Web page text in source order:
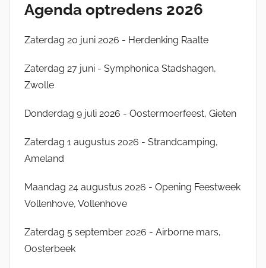
Agenda optredens 2026
Zaterdag 20 juni 2026 - Herdenking Raalte
Zaterdag 27 juni - Symphonica Stadshagen,
Zwolle
Donderdag 9 juli 2026 - Oostermoerfeest, Gieten
Zaterdag 1 augustus 2026 - Strandcamping,
Ameland
Maandag 24 augustus 2026 - Opening Feestweek
Vollenhove, Vollenhove
Zaterdag 5 september 2026 - Airborne mars,
Oosterbeek